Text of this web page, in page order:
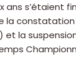
ans s’étaient
la constatation
et la